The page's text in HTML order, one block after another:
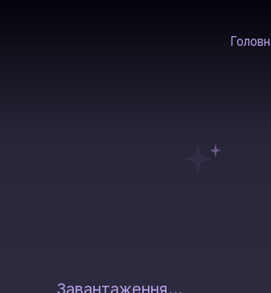
Завантаження...